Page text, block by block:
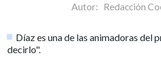
Autor: Redacción
Díaz es una de las animadoras del
decirlo".